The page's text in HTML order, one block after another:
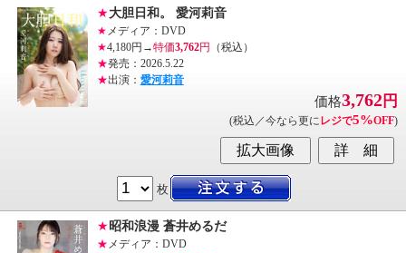
★大胆日和。 愛河莉音
★ メディア：DVD
★4,180円→特価3,762円
（税込）
★発売：2026.5.22
★出演： 愛河莉音
価格3,762円
(税込／今なら更に レジで5%OFF)
枚
★昭和浪漫 蒼井めるだ
★ メディア：DVD